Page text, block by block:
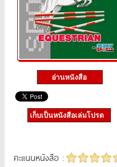
อ่านหนังสือ
เก็บเป็นหนังสือเล่มโปรด
คะแนนหนังสือ :